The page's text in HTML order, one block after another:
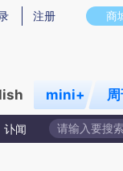
存在偏差。不代表财新
商
注册
mini+ 周
讣闻